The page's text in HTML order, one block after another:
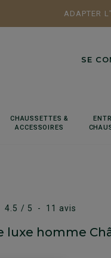
ADAPTER
SE
CHAUSSETTES &
ACCESSOIRES
4.5 / 5 - 11 avis
luxe homme